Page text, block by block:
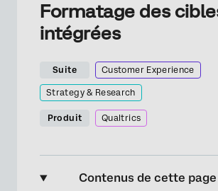
Formatage des
intégrées
Suite Customer Experience
Strategy & Research
Produit Qualtrics
Contenus de cette page